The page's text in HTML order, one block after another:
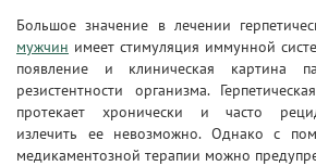
Большое значение в лечении
мужчин имеет стимуляция иммунной
появление и клиническая картина
резистентности организма.
протекает хронически и часто
излечить ее невозможно. Однако с
медикаментозной терапии можно